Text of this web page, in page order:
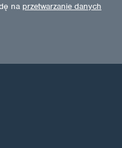
na przetwarzanie danych